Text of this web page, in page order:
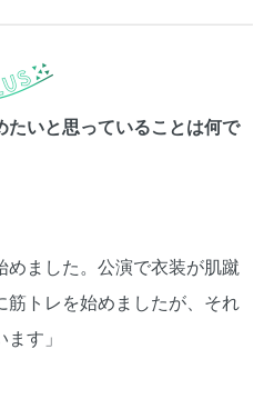
いと思っていることは何で
めました。公演で衣装が肌蹴
筋トレを始めましたが、それ
す」